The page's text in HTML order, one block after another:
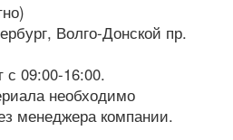
Волго-Донской пр.
09:00-16:00.
необходимо
менеджера компании.